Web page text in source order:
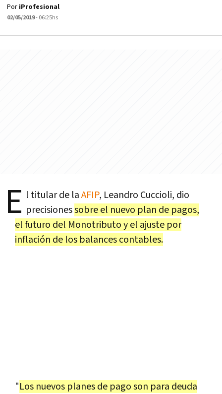
Por iProfesional
02/05/2019- 06:25hs
E l titular de laAFIP, Leandro Cuccioli, dio
precisionessobre el nuevo plan de pagos,
el futuro del Monotributo y el ajuste por
inflación de los balances contables.
"Los nuevos planes de pago son para deuda